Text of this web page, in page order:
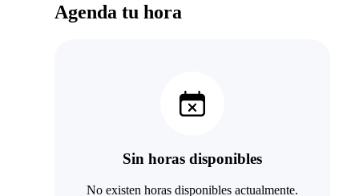
Agenda tu hora
Sin horas disponibles
No existen horas disponibles actualmente.